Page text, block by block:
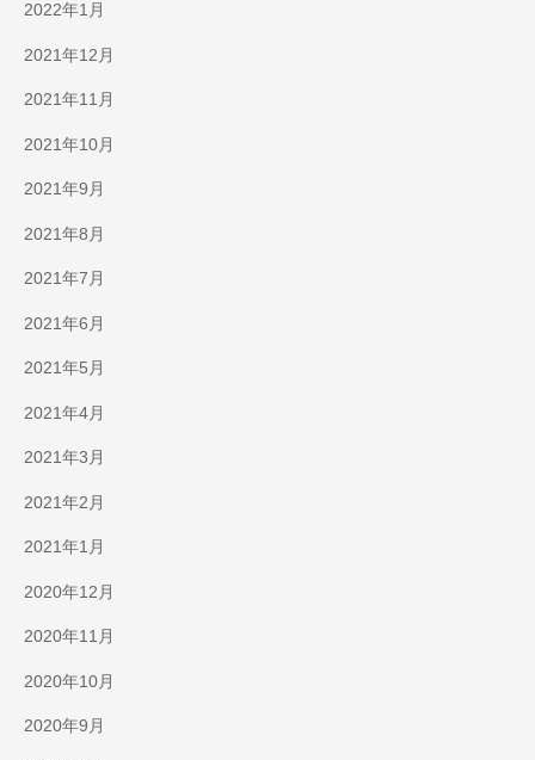
2022年1月
2021年12月
2021年11月
2021年10月
2021年9月
2021年8月
2021年7月
2021年6月
2021年5月
2021年4月
2021年3月
2021年2月
2021年1月
2020年12月
2020年11月
2020年10月
2020年9月